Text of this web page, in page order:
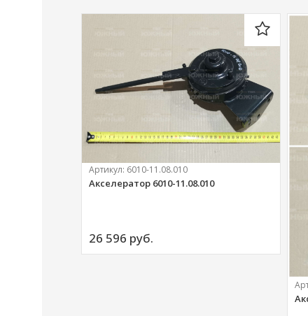
Артикул: 6010-11.08.010
Акселератор 6010-11.08.010
26 596 руб.